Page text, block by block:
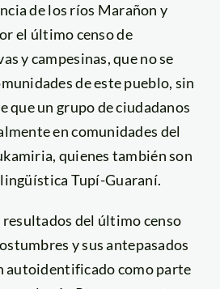
de los ríos Marañon y
el último censo de
y campesinas, que no se
de este pueblo, sin
que un grupo de ciudadanos
en comunidades del
quienes también son
Tupí-Guaraní.
resultados del último censo
y sus antepasados
autoidentificado como parte